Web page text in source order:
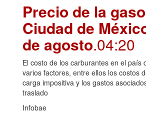
Precio de la
Ciudad de
de agosto.04:20
El costo de los carburantes en el país
varios factores, entre ellos los costos
carga impositiva y los gastos
traslado
Infobae